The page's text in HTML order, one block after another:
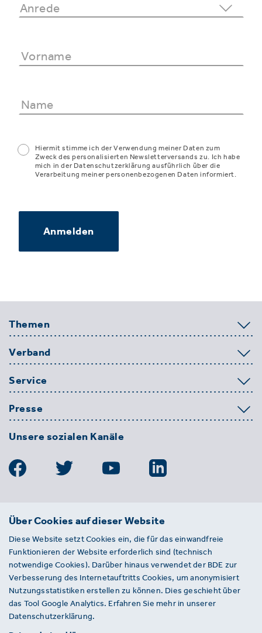
Hiermit stimme ich der Verwendung meiner Daten zum
Zweck des personalisierten Newsletterversands zu. Ich habe
mich in der Datenschutzerklärung ausführlich über die
Verarbeitung meiner personenbezogenen Daten informiert.
Anmelden
Themen
Verband
Service
Presse
Unsere sozialen Kanäle
BDE
Entsorgungs-, Wasser- und
Kreislaufwirtschaft e. V.
Von-der-Heydt-Straße 2
D 10785 Berlin
Sie haben einen Fehler auf unserer Website
gefunden? Ihnen ist ein defekter Link
Über Cookies auf dieser Website
Diese Website setzt Cookies ein, die für das einwandfreie
Funktionieren der Website erforderlich sind (technisch
notwendige Cookies). Darüber hinaus verwendet der BDE zur
Verbesserung des Internetauftritts Cookies, um anonymisiert
Nutzungsstatistiken erstellen zu können. Dies geschieht über
das Tool Google Analytics. Erfahren Sie mehr in unserer
Datenschutzerklärung.